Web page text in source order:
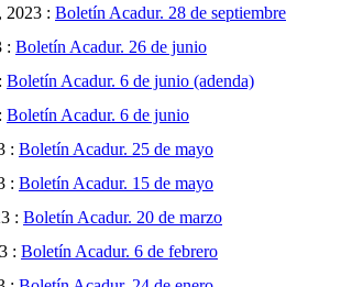
2023 : Boletín Acadur. 28 de septiembre
: Boletín Acadur. 26 de junio
Boletín Acadur. 6 de junio (adenda)
Boletín Acadur. 6 de junio
: Boletín Acadur. 25 de mayo
: Boletín Acadur. 15 de mayo
: Boletín Acadur. 20 de marzo
: Boletín Acadur. 6 de febrero